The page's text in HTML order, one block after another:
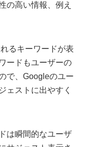
の高い情報、例え
るキーワードが表
ードもユーザーの
で、Googleのユー
ェストに出やすく
は瞬間的なユーザ